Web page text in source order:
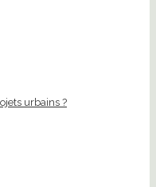
urbains ?